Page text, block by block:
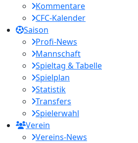
Kommentare
CFC-Kalender
Saison
Profi-News
Mannschaft
Spieltag & Tabelle
Spielplan
Statistik
Transfers
Spielerwahl
Verein
Vereins-News